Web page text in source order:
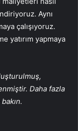
Aynı
çalışıyoruz.
yatırım yapmaya
Daha fazla